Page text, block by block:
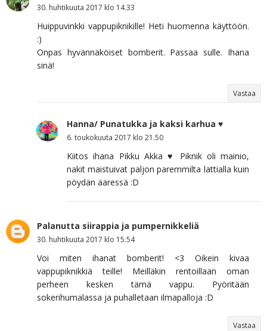
30. huhtikuuta 2017 klo 14.33
Huippuvinkki vappupiknikille! Heti huomenna käyttöön.
:)
Onpas hyvännäköiset bomberit. Passaa sulle. Ihana
sinä!
Vastaa
Hanna/ Punatukka ja kaksi karhua ♥
6. toukokuuta 2017 klo 21.50
Kiitos ihana Pikku Akka ♥ Piknik oli mainio,
nakit maistuivat paljon paremmilta lattialla kuin
pöydän ääressä :D
Palanutta siirappia ja pumpernikkeliä
30. huhtikuuta 2017 klo 15.54
Voi miten ihanat bomberit! <3 Oikein kivaa
vappupiknikkiä teille! Meilläkin rentoillaan oman
perheen kesken tämä vappu. Pyöritään
sokerihumalassa ja puhalletaan ilmapalloja :D
Vastaa